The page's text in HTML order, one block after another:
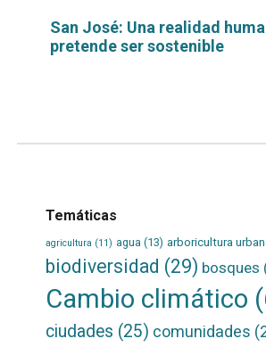
San José: Una realidad
pretende ser sostenible
Temáticas
agricultura (11) agua (13) arboricultura
biodiversidad (29) bosques
Cambio climático
ciudades (25) comunidades